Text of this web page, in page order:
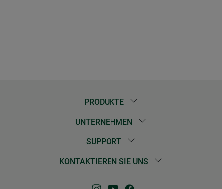
PRODUKTE
UNTERNEHMEN
SUPPORT
KONTAKTIEREN SIE UNS